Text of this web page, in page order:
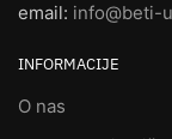
email: info@beti-
INFORMACIJE
O nas